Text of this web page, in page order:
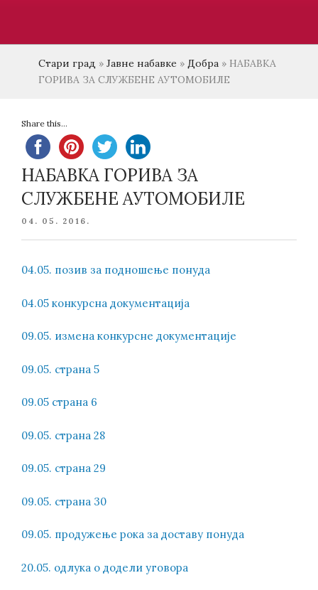
Стари град » Јавне набавке » Добра » НАБАВКА
ГОРИВА ЗА СЛУЖБЕНЕ АУТОМОБИЛЕ
Share this...
НАБАВКА ГОРИВА ЗА
СЛУЖБЕНЕ АУТОМОБИЛЕ
POSTED
04. 05. 2016.
04.05. позив за подношење понуда
04.05 конкурсна документација
09.05. измена конкурсне документације
09.05. страна 5
09.05 страна 6
09.05. страна 28
09.05. страна 29
09.05. страна 30
09.05. продужење рока за доставу понуда
20.05. одлука о додели уговора